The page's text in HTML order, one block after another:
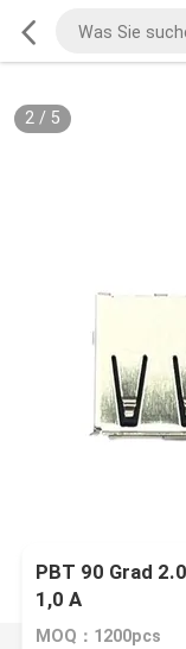
2/ 5
PBT 90 Grad
1,0 A
MOQ：1200pcs